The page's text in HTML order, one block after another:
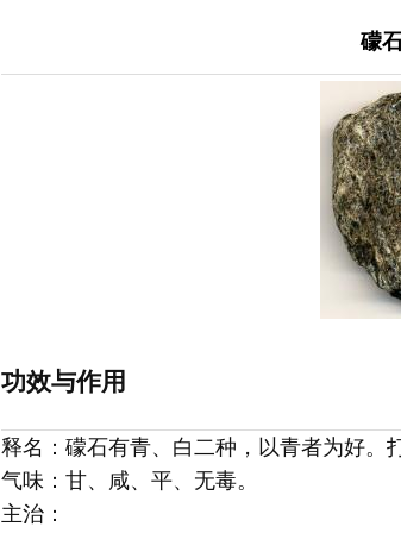
礞
功效与作用
释名：礞石有青、白二种，以青者为好。
气味：甘、咸、平、无毒。
主治：